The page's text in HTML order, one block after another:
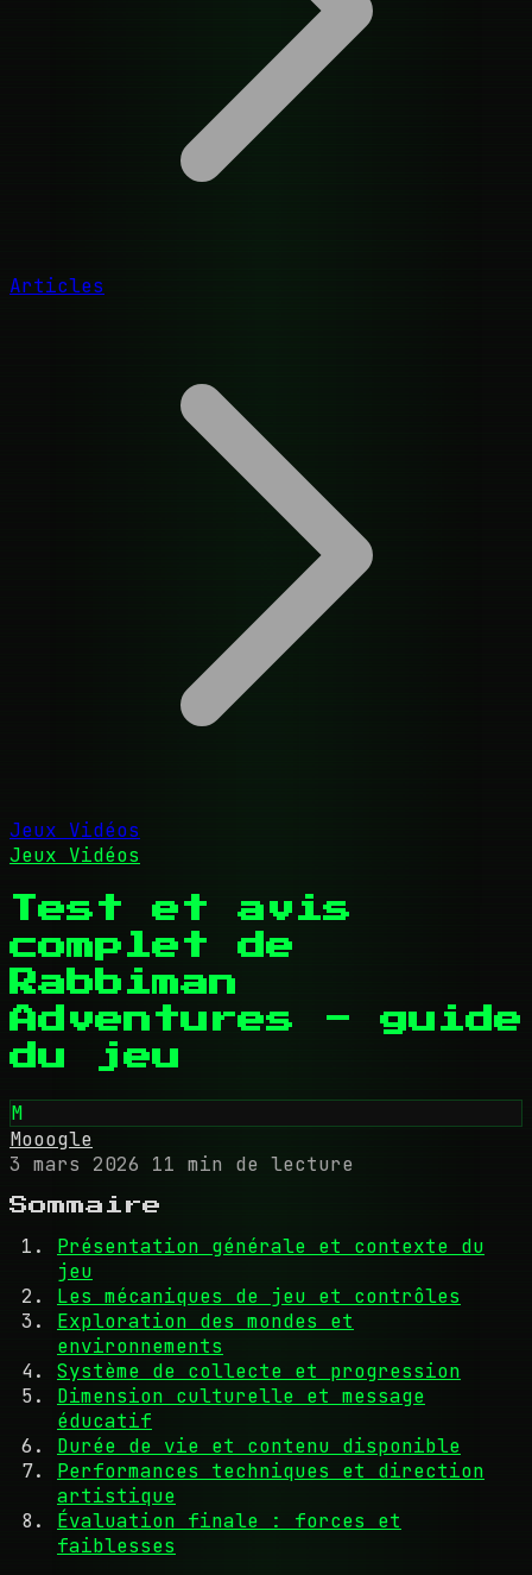
Articles
Jeux Vidéos
Jeux Vidéos
Test et avis
complet de
Rabbiman
Adventures - guide
du jeu
M
Mooogle
3 mars 2026
11 min de lecture
Sommaire
Présentation générale et contexte du
jeu
Les mécaniques de jeu et contrôles
Exploration des mondes et
environnements
Système de collecte et progression
Dimension culturelle et message
éducatif
Durée de vie et contenu disponible
Performances techniques et direction
artistique
Évaluation finale : forces et
faiblesses